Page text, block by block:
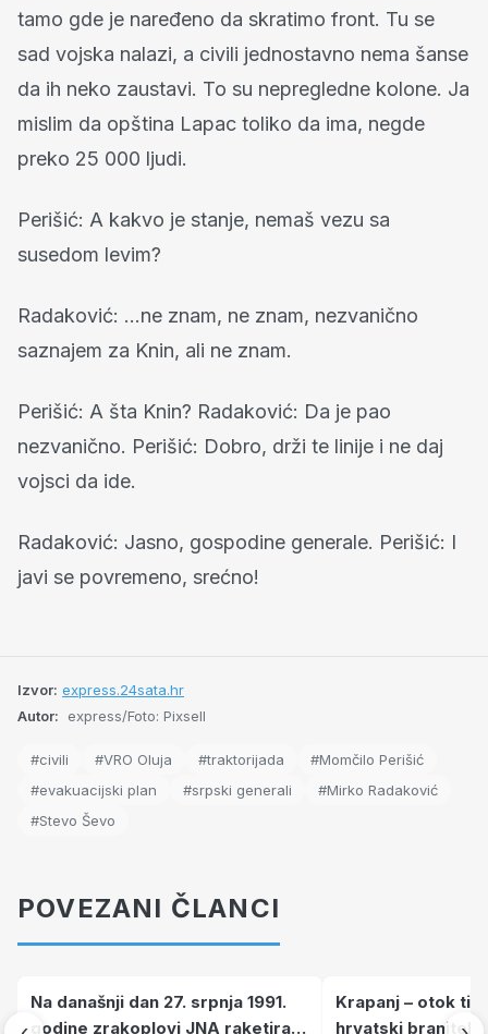
tamo gde je naređeno da skratimo front. Tu se
sad vojska nalazi, a civili jednostavno nema šanse
da ih neko zaustavi. To su nepregledne kolone. Ja
mislim da opština Lapac toliko da ima, negde
preko 25 000 ljudi.
Perišić: A kakvo je stanje, nemaš vezu sa
susedom levim?
Radaković: ...ne znam, ne znam, nezvanično
saznajem za Knin, ali ne znam.
Perišić: A šta Knin? Radaković: Da je pao
nezvanično. Perišić: Dobro, drži te linije i ne daj
vojsci da ide.
Radaković: Jasno, gospodine generale. Perišić: I
javi se povremeno, srećno!
Izvor: express.24sata.hr
Autor:
express/Foto: Pixsell
#civili #VRO Oluja #traktorijada
#Momčilo Perišić
#evakuacijski plan
#srpski generali
#Mirko Radaković
#Stevo Ševo
POVEZANI ČLANCI
Na današnji dan 27. srpnja 1991.
godine zrakoplovi JNA raketirali
Krapanj – otok
hrvatski branitelji